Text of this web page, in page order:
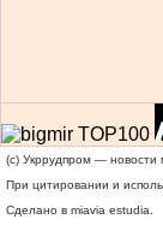
(c) Укррудпром — новости
При цитировании и
Сделано в miavia estudia.